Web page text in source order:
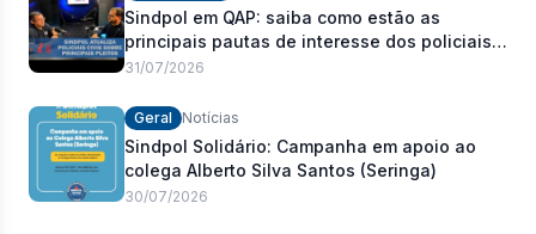
Sindpol em QAP: saiba como estão as
principais pautas de interesse dos policiais
civis
31/07/2026
Geral Notícias
Sindpol Solidário: Campanha em apoio ao
colega Alberto Silva Santos (Seringa)
30/07/2026